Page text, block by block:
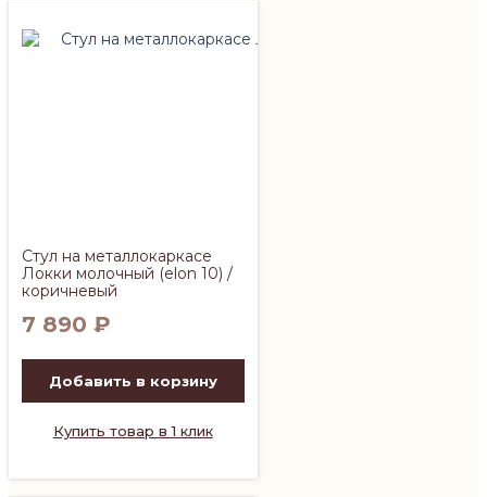
Стул на металлокаркасе
Локки молочный (elon 10) /
коричневый
7 890 ₽
Добавить в корзину
Купить товар в 1 клик